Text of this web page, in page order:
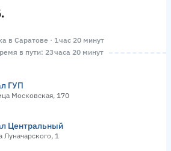
в Саратове · 1 час 20 минут
в пути: 23 часа 20 минут
ГУП
Московская, 170
Центральный
Луначарского, 1